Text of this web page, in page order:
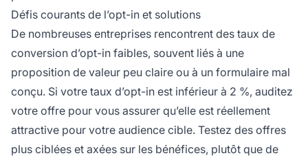
Défis courants de l’opt-in et solutions
De nombreuses entreprises rencontrent des taux de
conversion d’opt-in faibles, souvent liés à une
proposition de valeur peu claire ou à un formulaire mal
conçu. Si votre taux d’opt-in est inférieur à 2 %, auditez
votre offre pour vous assurer qu’elle est réellement
attractive pour votre audience cible. Testez des offres
plus ciblées et axées sur les bénéfices, plutôt que de